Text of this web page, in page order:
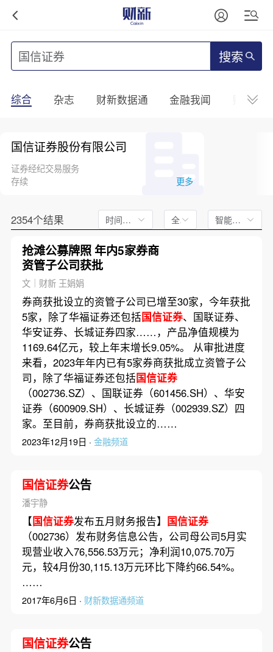
搜索
综合 杂志 财新数据通 金融我闻 财新
国信证券股份有限公司
证券经纪交易服务
存续
更多
2354个结果 时间不限 全文 智能排序
抢滩公募牌照 年内5家券商
资管子公司获批
文｜财新 王娟娟
券商获批设立的资管子公司已增至30家，今年获批
5家，除了华福证券还包括国信证券、国联证券、
华安证券、长城证券四家……，产品净值规模为
1169.64亿元，较上年末增长9.05%。 从审批进度
来看，2023年年内已有5家券商获批成立资管子公
司，除了华福证券还包括国信证券
（002736.SZ）、国联证券（601456.SH）、华安
证券（600909.SH）、长城证券（002939.SZ）四
家。至目前，券商获批设立的……
2023年12月19日 · 金融频道
国信证券公告
潘宇静
【国信证券发布五月财务报告】 国信证券
（002736）发布财务信息公告，公司母公司5月实
现营业收入76,556.53万元；净利润10,075.70万
元，较4月份30,115.13万元环比下降约66.54%。
……
2017年6月6日 · 财新数据通频道
国信证券公告